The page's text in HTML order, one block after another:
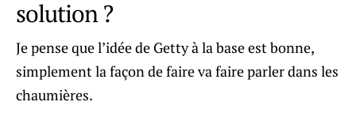
solution ?
Je pense que l’idée de Getty à la base est bonne,
simplement la façon de faire va faire parler dans les
chaumières.